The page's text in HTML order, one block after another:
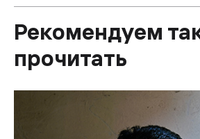
Рекомендуем
прочитать